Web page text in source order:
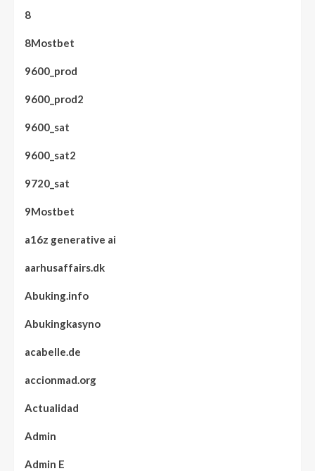
8
8Mostbet
9600_prod
9600_prod2
9600_sat
9600_sat2
9720_sat
9Mostbet
a16z generative ai
aarhusaffairs.dk
Abuking.info
Abukingkasyno
acabelle.de
accionmad.org
Actualidad
Admin
Admin E